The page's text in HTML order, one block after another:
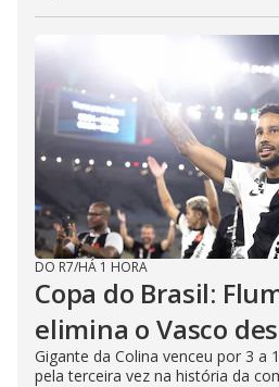
DO R7/HÁ 1 HORA
Copa do Brasil:
elimina o Vasco
Gigante da Colina venceu por 3 a
pela terceira vez na história da